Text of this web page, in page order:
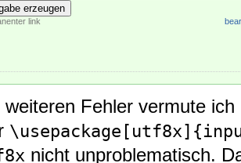
erzeugen
link
weiteren Fehler vermute ich
nicht unproblematisch.